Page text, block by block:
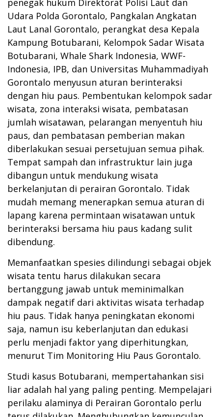
penegak hukum Direktorat Polisi Laut dan
Udara Polda Gorontalo, Pangkalan Angkatan
Laut Lanal Gorontalo, perangkat desa Kepala
Kampung Botubarani, Kelompok Sadar Wisata
Botubarani, Whale Shark Indonesia, WWF-
Indonesia, IPB, dan Universitas Muhammadiyah
Gorontalo menyusun aturan berinteraksi
dengan hiu paus. Pembentukan kelompok sadar
wisata, zona interaksi wisata, pembatasan
jumlah wisatawan, pelarangan menyentuh hiu
paus, dan pembatasan pemberian makan
diberlakukan sesuai persetujuan semua pihak.
Tempat sampah dan infrastruktur lain juga
dibangun untuk mendukung wisata
berkelanjutan di perairan Gorontalo. Tidak
mudah memang menerapkan semua aturan di
lapang karena permintaan wisatawan untuk
berinteraksi bersama hiu paus kadang sulit
dibendung.
Memanfaatkan spesies dilindungi sebagai objek
wisata tentu harus dilakukan secara
bertanggung jawab untuk meminimalkan
dampak negatif dari aktivitas wisata terhadap
hiu paus. Tidak hanya peningkatan ekonomi
saja, namun isu keberlanjutan dan edukasi
perlu menjadi faktor yang diperhitungkan,
menurut Tim Monitoring Hiu Paus Gorontalo.
Studi kasus Botubarani, mempertahankan sisi
liar adalah hal yang paling penting. Mempelajari
perilaku alaminya di Perairan Gorontalo perlu